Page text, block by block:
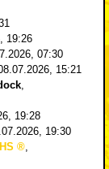
19:26
07:30
15:21
19:28
19:30